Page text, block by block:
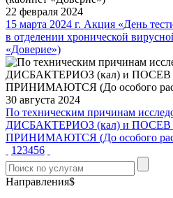
22 февраля 2024
15 марта 2024 г. Акция «День
в отделении хронической
«Доверие»)
30 августа 2024
По техническим причинам
ДИСБАКТЕРИОЗ (кал) и
ПРИНИМАЮТСЯ (До особого
1 23456
Направления$